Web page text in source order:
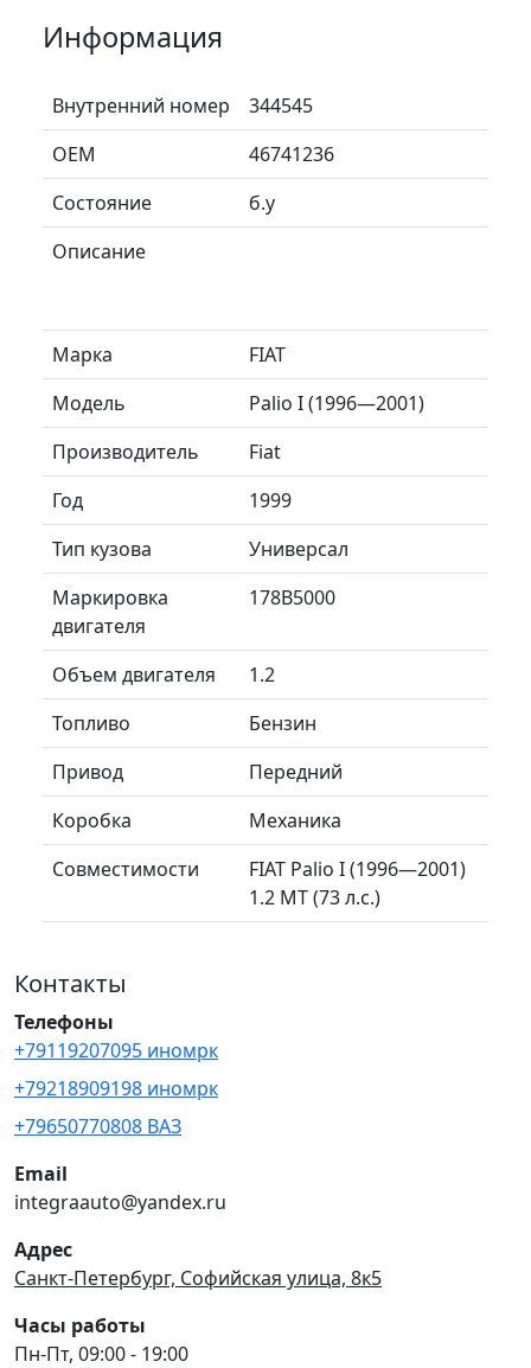
Информация
Внутренний номер
344545
ОЕМ
46741236
Состояние
б.у
Описание
Марка
FIAT
Модель
Palio I (1996—2001)
Производитель
Fiat
Год
1999
Тип кузова
Универсал
Маркировка
двигателя
178B5000
Объем двигателя
1.2
Топливо
Бензин
Привод
Передний
Коробка
Механика
Совместимости
FIAT Palio I (1996—2001)
1.2 MT (73 л.с.)
Контакты
Телефоны
+79119207095 иномрк
+79218909198 иномрк
+79650770808 ВАЗ
Email
integraauto@yandex.ru
Адрес
Санкт-Петербург, Софийская улица, 8к5
Часы работы
Пн-Пт, 09:00 - 19:00